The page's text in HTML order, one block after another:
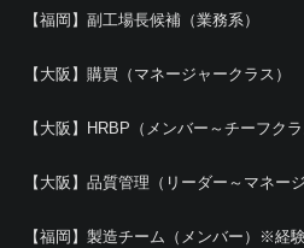
【福岡】副工場長候補（業務系）
【大阪】購買（マネージャークラス）
【大阪】HRBP（メンバー～チーフクラ
【大阪】品質管理（リーダー～マネー
【福岡】製造チーム（メンバー）※経